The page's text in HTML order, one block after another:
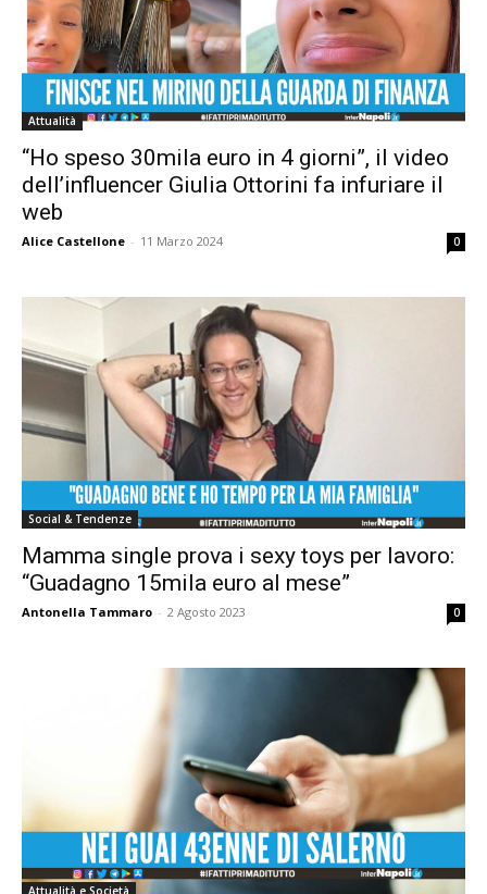
Attualità
“Ho speso 30mila euro in 4 giorni”, il video
dell’influencer Giulia Ottorini fa infuriare il
web
Alice Castellone - 11 Marzo 2024 0
Social & Tendenze
Mamma single prova i sexy toys per lavoro:
“Guadagno 15mila euro al mese”
Antonella Tammaro - 2 Agosto 2023 0
Attualità e Società